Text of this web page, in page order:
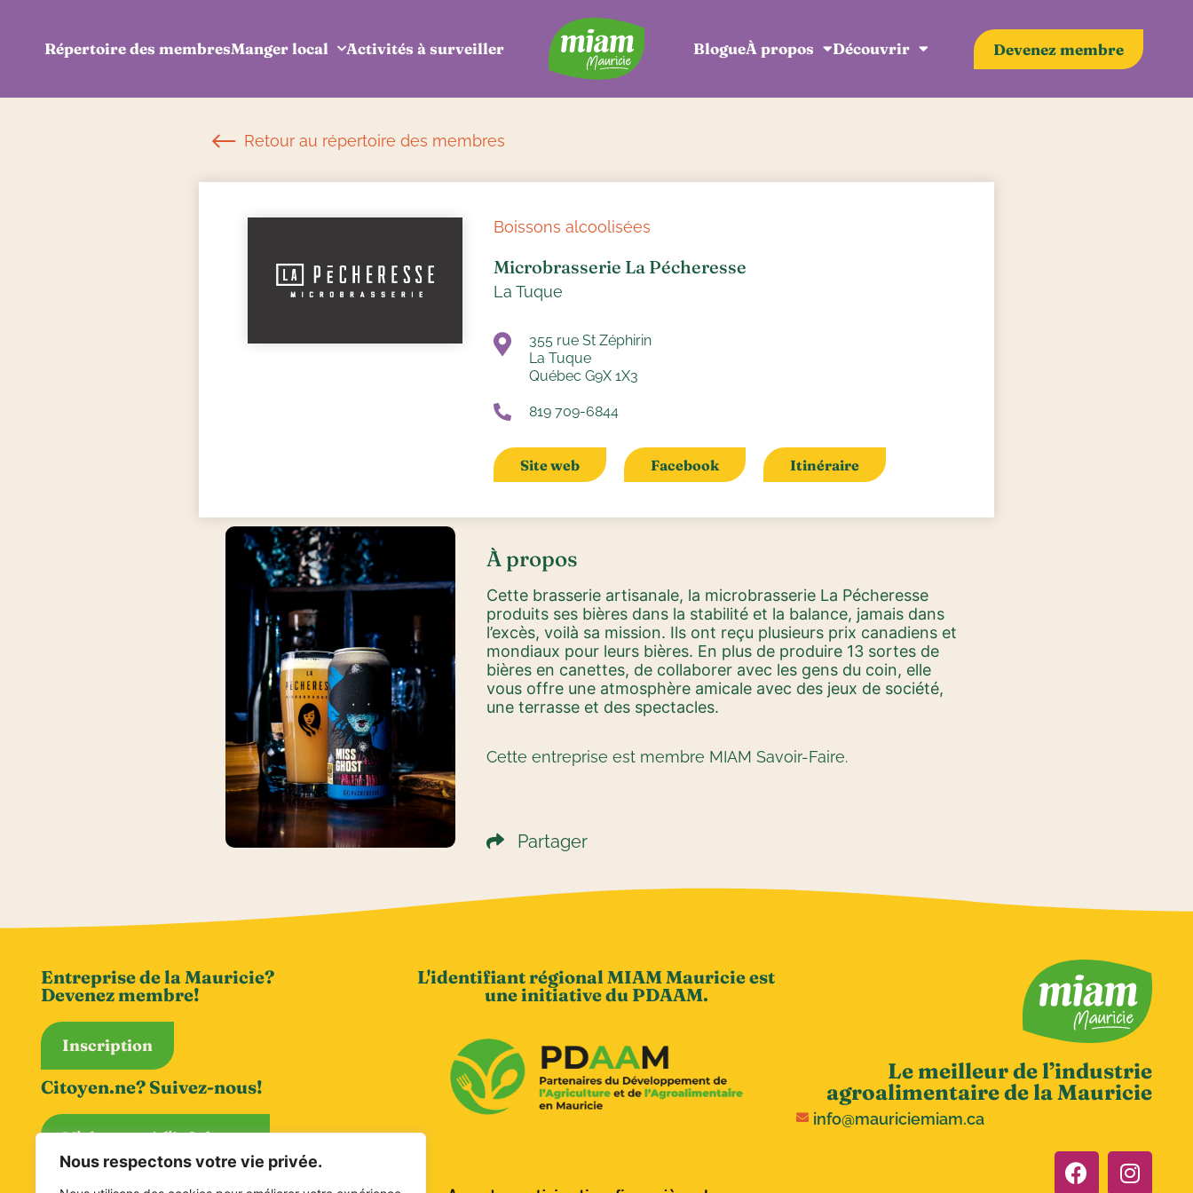
Nous respectons votre vie privée.
Répertoire des membresManger local Activités à surveiller BlogueÀ propos Découvrir Devenez membre
Retour au répertoire des membres
Boissons alcoolisées
Microbrasserie La Pécheresse
La Tuque
355 rue St Zéphirin
La Tuque
Québec G9X 1X3
819 709-6844
Site web Facebook Itinéraire
À propos
Cette brasserie artisanale, la microbrasserie La Pécheresse
produits ses bières dans la stabilité et la balance, jamais dans
l’excès, voilà sa mission. Ils ont reçu plusieurs prix canadiens et
mondiaux pour leurs bières. En plus de produire 13 sortes de
bières en canettes, de collaborer avec les gens du coin, elle
vous offre une atmosphère amicale avec des jeux de société,
une terrasse et des spectacles.
Cette entreprise est membre MIAM Savoir-Faire.
Partager
Entreprise de la Mauricie?
Devenez membre!
Inscription
Citoyen.ne? Suivez-nous!
M'abonner à l'infolettre
L'identifiant régional MIAM Mauricie est
une initiative du PDAAM.
Le meilleur de l’industrie
agroalimentaire de la Mauricie
info@mauriciemiam.ca